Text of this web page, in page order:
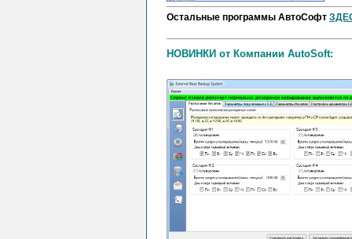
Остальные программы АвтоСофт
НОВИНКИ от Компании AutoSoft: